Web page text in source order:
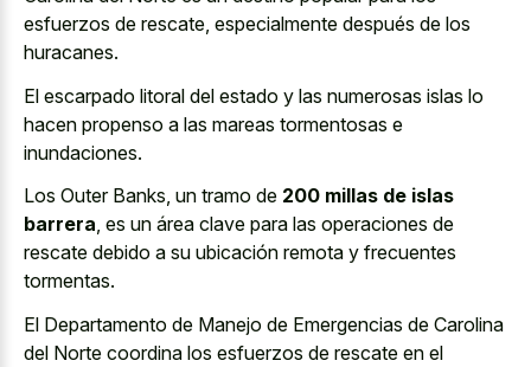
esfuerzos de rescate, especialmente después de los
huracanes.
El escarpado litoral del estado y las numerosas islas lo
hacen propenso a las mareas tormentosas e
inundaciones.
Los Outer Banks, un tramo de 200 millas de islas
barrera, es un área clave para las operaciones de
rescate debido a su ubicación remota y frecuentes
tormentas.
El Departamento de Manejo de Emergencias de Carolina
del Norte coordina los esfuerzos de rescate en el